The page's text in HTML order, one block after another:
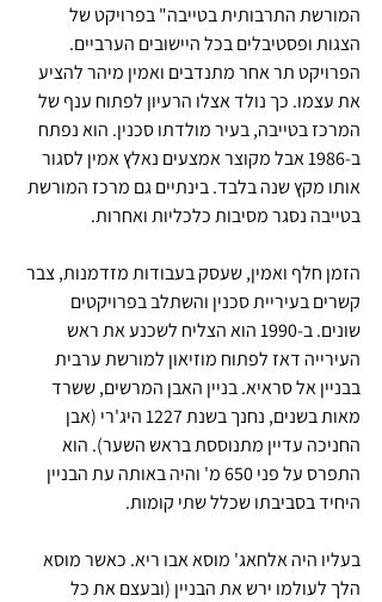
המורשת התרבותית בטייבה" בפרויקט של
הצגות ופסטיבלים בכל היישובים הערביים.
הפרויקט תר אחר מתנדבים ואמין מיהר להציע
את עצמו. כך נולד אצלו הרעיון לפתוח ענף של
המרכז בטייבה, בעיר מולדתו סכנין. הוא נפתח
ב-1986 אבל מקוצר אמצעים נאלץ אמין לסגור
אותו מקץ שנה בלבד. בינתיים גם מרכז המורשת
בטייבה נסגר מסיבות כלכליות ואחרות.
הזמן חלף ואמין, שעסק בעבודות מזדמנות, צבר
קשרים בעיריית סכנין והשתלב בפרויקטים
שונים. ב-1990 הוא הצליח לשכנע את ראש
העירייה דאז לפתוח מוזיאון למורשת ערבית
בבניין אל סראיא. בניין האבן המרשים, ששרד
מאות בשנים, נחנך בשנת 1227 היג'רי (אבן
החניכה עדיין מתנוססת בראש השער). הוא
התפרס על פני 650 מ' והיה באותה עת הבניין
היחיד בסביבתו שכלל שתי קומות.
בעליו היה אלחאג' מוסא אבו ריא. כאשר מוסא
הלך לעולמו ירש את הבניין (ובעצם את כל